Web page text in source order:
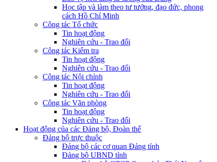
Học tập và làm theo tư tưởng, đạo đức, phong
cách Hồ Chí Minh
Công tác Tổ chức
Tin hoạt động
Nghiên cứu - Trao đổi
Công tác Kiểm tra
Tin hoạt động
Nghiên cứu - Trao đổi
Công tác Nội chính
Tin hoạt động
Nghiên cứu - Trao đổi
Công tác Văn phòng
Tin hoạt động
Nghiên cứu - Trao đổi
Hoạt động của các Đảng bộ, Đoàn thể
Đảng bộ trực thuộc
Đảng bộ các cơ quan Đảng tỉnh
Đảng bộ UBND tỉnh